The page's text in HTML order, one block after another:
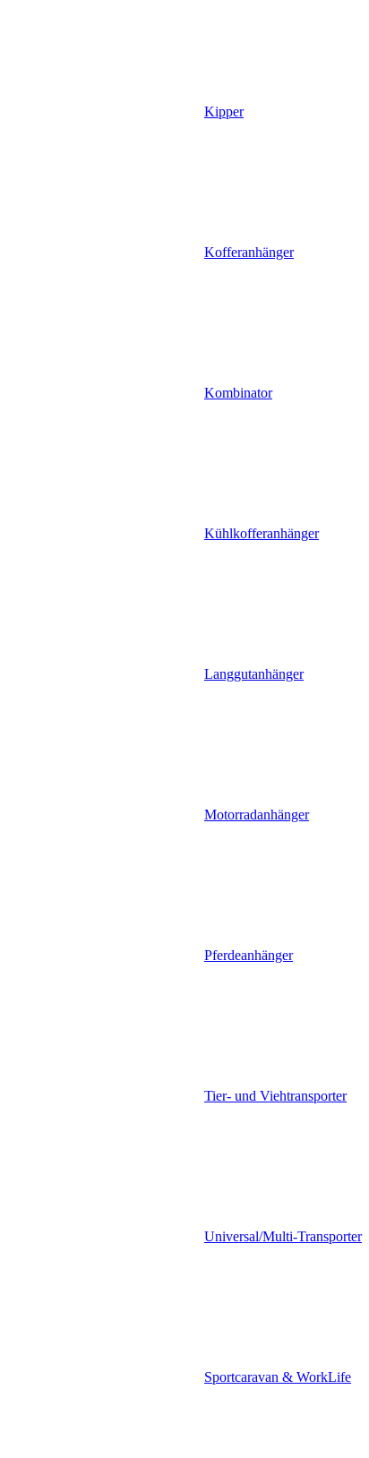
Kipper
Kofferanhänger
Kombinator
Kühlkofferanhänger
Langgutanhänger
Motorradanhänger
Pferdeanhänger
Tier- und Viehtransporter
Universal/Multi-Transporter
Sportcaravan & WorkLife